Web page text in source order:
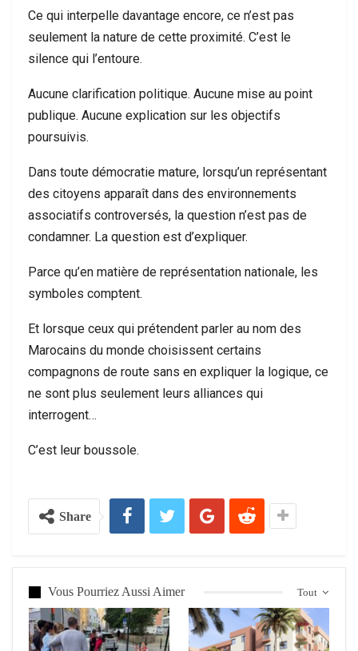
Ce qui interpelle davantage encore, ce n’est pas
seulement la nature de cette proximité. C’est le
silence qui l’entoure.
Aucune clarification politique. Aucune mise au point
publique. Aucune explication sur les objectifs
poursuivis.
Dans toute démocratie mature, lorsqu’un représentant
des citoyens apparaît dans des environnements
associatifs controversés, la question n’est pas de
condamner. La question est d’expliquer.
Parce qu’en matière de représentation nationale, les
symboles comptent.
Et lorsque ceux qui prétendent parler au nom des
Marocains du monde choisissent certains
compagnons de route sans en expliquer la logique, ce
ne sont plus seulement leurs alliances qui
interrogent…
C’est leur boussole.
Share
Tout
Vous Pourriez Aussi Aimer